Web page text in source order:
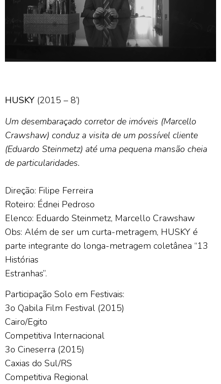
HUSKY (2015 – 8’)
Um desembaraçado corretor de imóveis (Marcello
Crawshaw) conduz a visita de um possível cliente
(Eduardo Steinmetz) até uma pequena mansão cheia
de particularidades.
Direção: Filipe Ferreira
Roteiro: Édnei Pedroso
Elenco: Eduardo Steinmetz, Marcello Crawshaw
Obs: Além de ser um curta-metragem, HUSKY é
parte integrante do longa-metragem coletânea “13
Histórias
Estranhas”.
Participação Solo em Festivais:
3o Qabila Film Festival (2015)
Cairo/Egito
Competitiva Internacional
3o Cineserra (2015)
Caxias do Sul/RS
Competitiva Regional